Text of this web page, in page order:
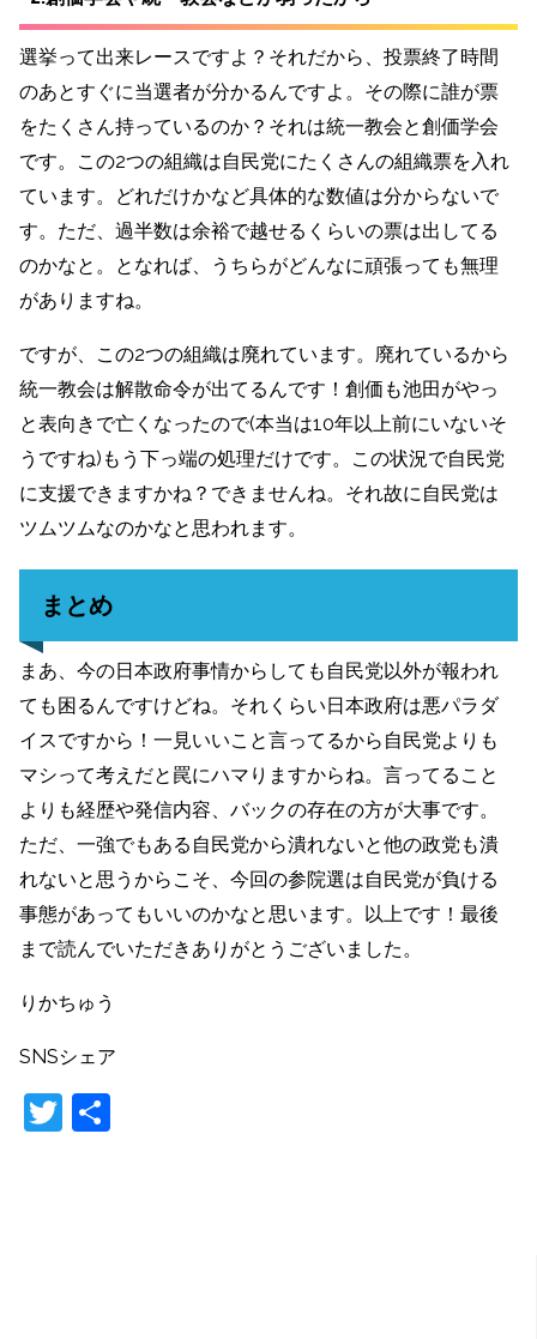
選挙って出来レースですよ？それだから、投票終了時間
のあとすぐに当選者が分かるんですよ。その際に誰が票
をたくさん持っているのか？それは統一教会と創価学会
です。この2つの組織は自民党にたくさんの組織票を入れ
ています。どれだけかなど具体的な数値は分からないで
す。ただ、過半数は余裕で越せるくらいの票は出してる
のかなと。となれば、うちらがどんなに頑張っても無理
がありますね。
ですが、この2つの組織は廃れています。廃れているから
統一教会は解散命令が出てるんです！創価も池田がやっ
と表向きで亡くなったので(本当は10年以上前にいないそ
うですね)もう下っ端の処理だけです。この状況で自民党
に支援できますかね？できませんね。それ故に自民党は
ツムツムなのかなと思われます。
まとめ
まあ、今の日本政府事情からしても自民党以外が報われ
ても困るんですけどね。それくらい日本政府は悪パラダ
イスですから！一見いいこと言ってるから自民党よりも
マシって考えだと罠にハマりますからね。言ってること
よりも経歴や発信内容、バックの存在の方が大事です。
ただ、一強でもある自民党から潰れないと他の政党も潰
れないと思うからこそ、今回の参院選は自民党が負ける
事態があってもいいのかなと思います。以上です！最後
まで読んでいただきありがとうございました。
りかちゅう
SNSシェア
T